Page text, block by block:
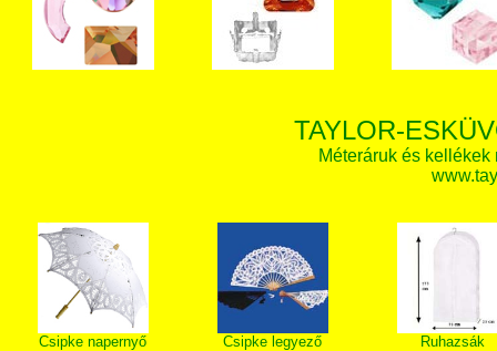
TAYLOR-
Méteráruk és
Csipke napernyő Csipke legyező Ruhazsák